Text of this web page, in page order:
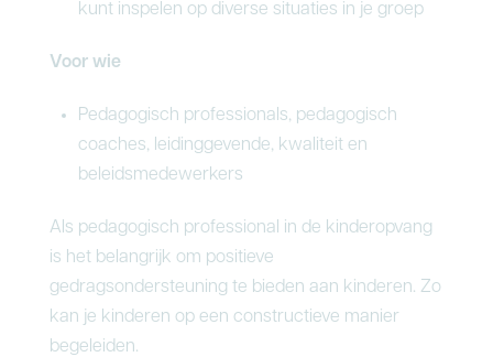
kunt inspelen op diverse situaties in je groep
Voor wie
Pedagogisch professionals, pedagogisch
coaches, leidinggevende, kwaliteit en
beleidsmedewerkers
Als pedagogisch professional in de kinderopvang
is het belangrijk om positieve
gedragsondersteuning te bieden aan kinderen. Zo
kan je kinderen op een constructieve manier
begeleiden.